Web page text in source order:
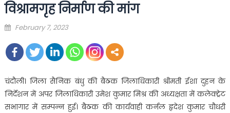
विश्रामगृह निर्माण की मांग
Posted
February 7, 2023
चंदौली। जिला सैनिक बंधु की बैठक जिलाधिकारी श्रीमती ईशा दुहन के
निर्देशन में अपर जिलाधिकारी उमेश कुमार मिश्र की अध्यक्षता में कलेक्ट्रेट
सभागार में सम्पन्न हुई। बैठक की कार्यवाही कर्नल हृदेश कुमार चौधरी